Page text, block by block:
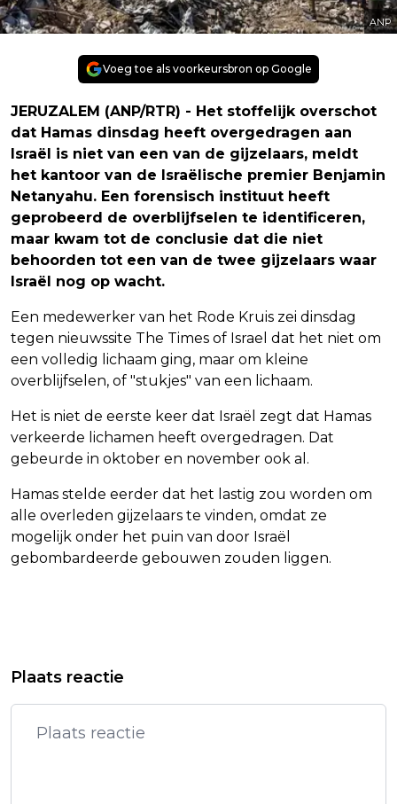
ANP
Voeg toe als voorkeursbron op Google
JERUZALEM (ANP/RTR) - Het stoffelijk overschot
dat Hamas dinsdag heeft overgedragen aan
Israël is niet van een van de gijzelaars, meldt
het kantoor van de Israëlische premier Benjamin
Netanyahu. Een forensisch instituut heeft
geprobeerd de overblijfselen te identificeren,
maar kwam tot de conclusie dat die niet
behoorden tot een van de twee gijzelaars waar
Israël nog op wacht.
Een medewerker van het Rode Kruis zei dinsdag
tegen nieuwssite The Times of Israel dat het niet om
een volledig lichaam ging, maar om kleine
overblijfselen, of "stukjes" van een lichaam.
Het is niet de eerste keer dat Israël zegt dat Hamas
verkeerde lichamen heeft overgedragen. Dat
gebeurde in oktober en november ook al.
Hamas stelde eerder dat het lastig zou worden om
alle overleden gijzelaars te vinden, omdat ze
mogelijk onder het puin van door Israël
gebombardeerde gebouwen zouden liggen.
MAAR WERKLOOSHEID LOOPT OOK OP
THAILAND HEFT VERBOD OP:
ALCOHOLVERKOOP OOK 'S MIDDAGS
TOEGESTAAN
Plaats reactie